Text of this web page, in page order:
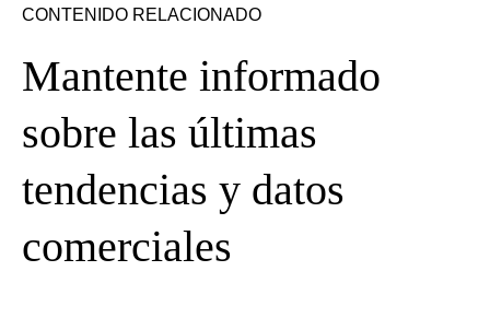
CONTENIDO RELACIONADO
Mantente informado
sobre las últimas
tendencias y datos
comerciales